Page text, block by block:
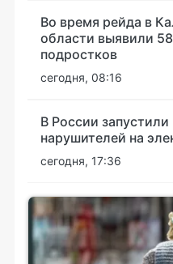
Во время рейда в
области выявили
подростков
сегодня, 08:16
В России
нарушителей на
сегодня, 17:36